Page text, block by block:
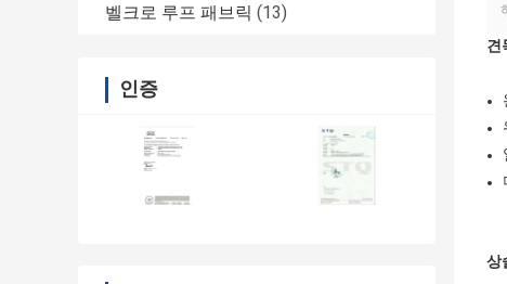
벨크로 루프 패브릭 (13)
인증
견
상